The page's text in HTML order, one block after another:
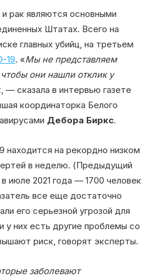
рак являются основными
Штатах. Всего на
главных убийц, на третьем
19. «Мы не представляем
они нашли отклик у
— сказала в интервью газете
координаторка Белого
Дебора Биркс.
находится на рекордно низком
в неделю. (Предыдущий
июле 2021 года — 1700 человек
все еще достаточно
его серьезной угрозой для
у них есть другие проблемы со
риск, говорят эксперты.
заболевают